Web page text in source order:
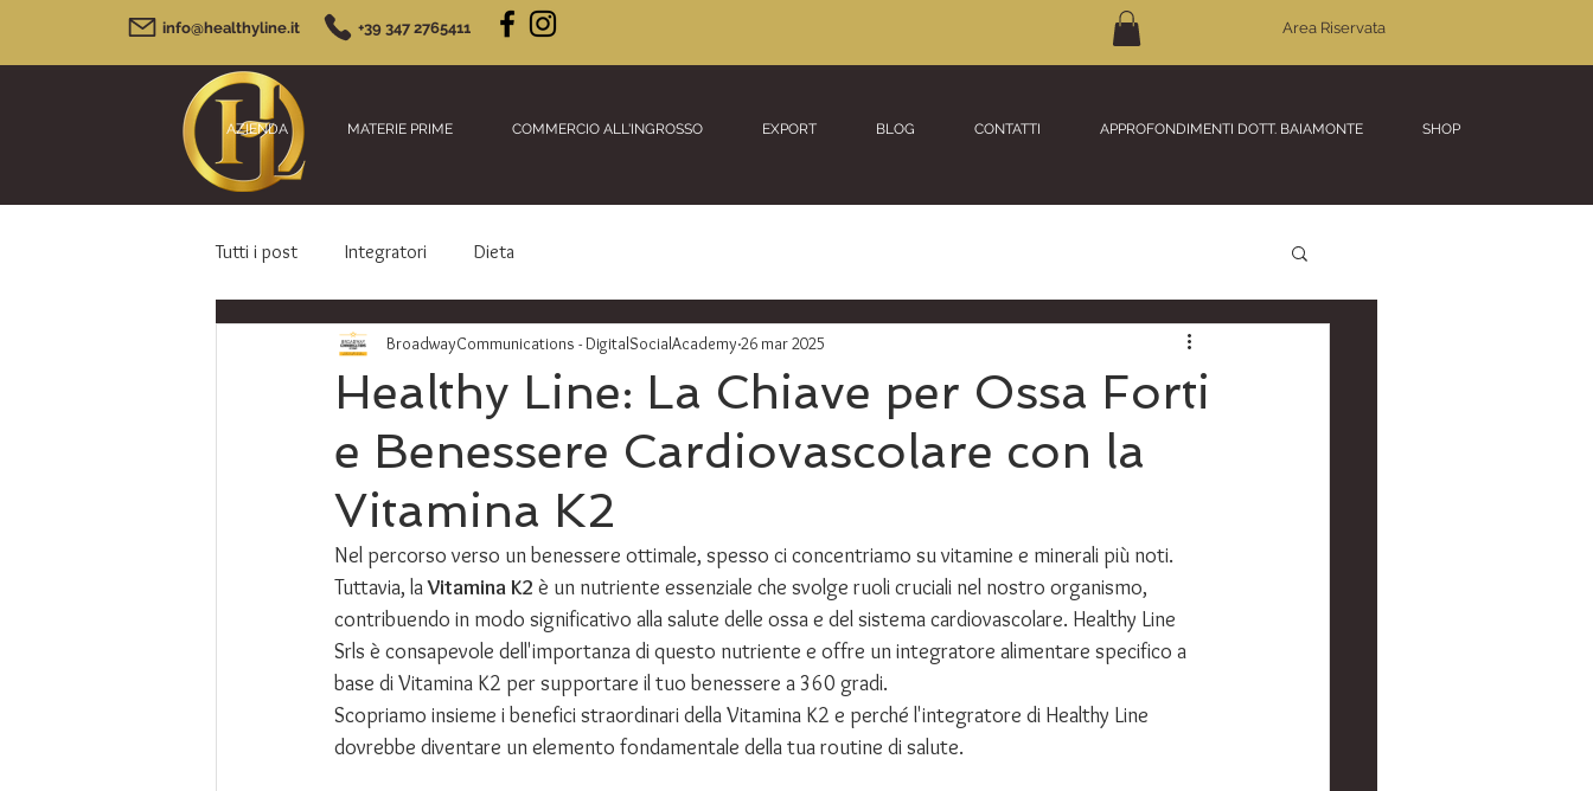
AZIENDA MATERIE PRIME COMMERCIO ALL'INGROSSO EXPORT BLOG CONTATTI APPROFONDIMENTI DOTT. BAIAMONTE SHOP
+39 347 2765411
info@healthyline.it Area Riservata
Tutti i post Integratori Dieta
Healthy Line: La Chiave per Ossa Forti
e Benessere Cardiovascolare con la
Vitamina K2
BroadwayCommunications - DigitalSocialAcademy 26 mar 2025
Nel percorso verso un benessere ottimale, spesso ci concentriamo su vitamine e minerali più noti.
Tuttavia, la Vitamina K2 è un nutriente essenziale che svolge ruoli cruciali nel nostro organismo,
contribuendo in modo significativo alla salute delle ossa e del sistema cardiovascolare. Healthy Line
Srls è consapevole dell'importanza di questo nutriente e offre un integratore alimentare specifico a
base di Vitamina K2 per supportare il tuo benessere a 360 gradi.
Scopriamo insieme i benefici straordinari della Vitamina K2 e perché l'integratore di Healthy Line
dovrebbe diventare un elemento fondamentale della tua routine di salute.